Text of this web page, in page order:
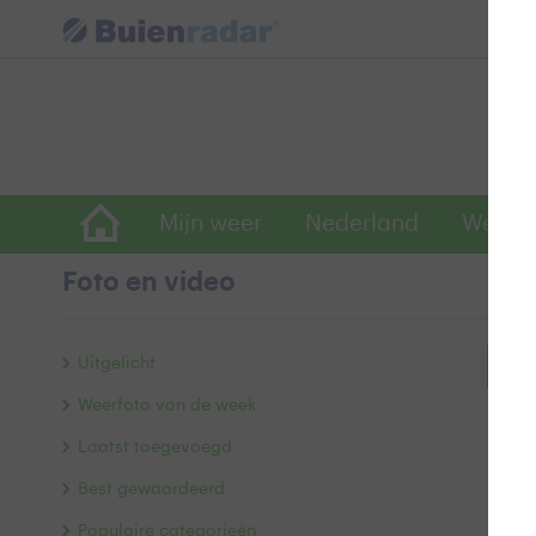
Mijn weer Nederland
Foto en video
Uitgelicht
Weerfoto van de week
Laatst toegevoegd
Best gewaardeerd
Populaire categorieën